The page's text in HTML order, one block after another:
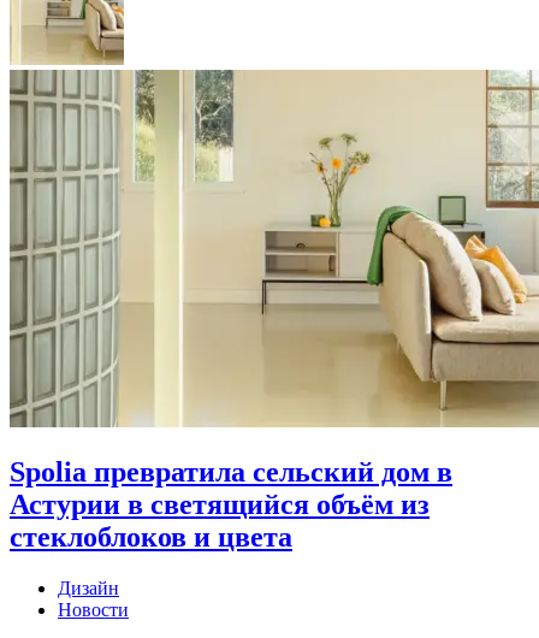
Spolia превратила сельский дом в
Астурии в светящийся объём из
стеклоблоков и цвета
Дизайн
Новости